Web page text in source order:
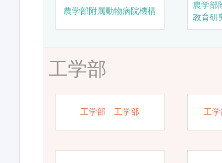
農学部附属動物病院機構
農学部
教育研
工学部
工学部 工学部 工